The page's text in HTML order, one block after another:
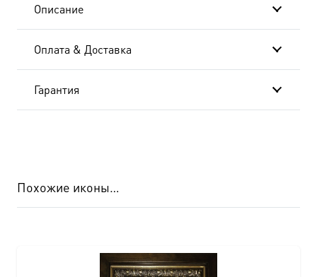
Описание
Оплата & Доставка
Гарантия
Похожие иконы…